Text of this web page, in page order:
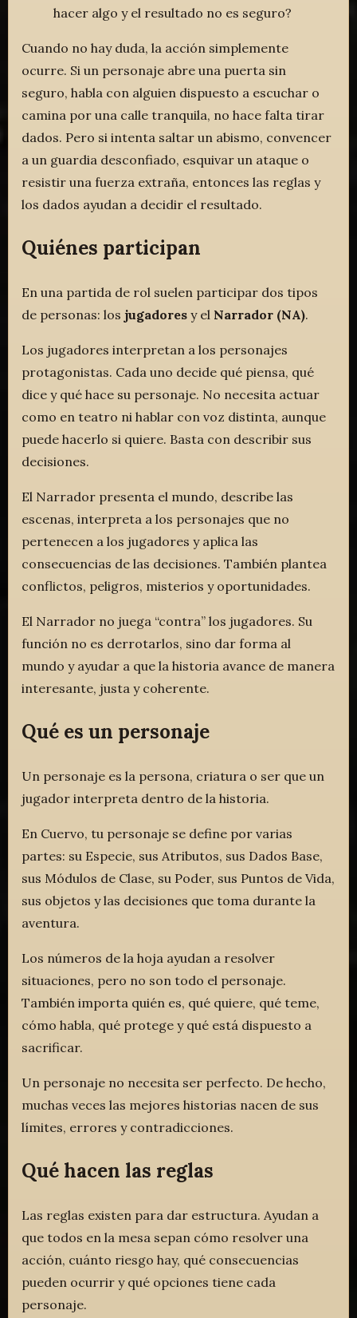
hacer algo y el resultado no es seguro?
Cuando no hay duda, la acción simplemente
ocurre. Si un personaje abre una puerta sin
seguro, habla con alguien dispuesto a escuchar o
camina por una calle tranquila, no hace falta tirar
dados. Pero si intenta saltar un abismo, convencer
a un guardia desconfiado, esquivar un ataque o
resistir una fuerza extraña, entonces las reglas y
los dados ayudan a decidir el resultado.
Quiénes participan
En una partida de rol suelen participar dos tipos
de personas: losjugadores y el Narrador (NA).
Los jugadores interpretan a los personajes
protagonistas. Cada uno decide qué piensa, qué
dice y qué hace su personaje. No necesita actuar
como en teatro ni hablar con voz distinta, aunque
puede hacerlo si quiere. Basta con describir sus
decisiones.
El Narrador presenta el mundo, describe las
escenas, interpreta a los personajes que no
pertenecen a los jugadores y aplica las
consecuencias de las decisiones. También plantea
conflictos, peligros, misterios y oportunidades.
El Narrador no juega “contra” los jugadores. Su
función no es derrotarlos, sino dar forma al
mundo y ayudar a que la historia avance de manera
interesante, justa y coherente.
Qué es un personaje
Un personaje es la persona, criatura o ser que un
jugador interpreta dentro de la historia.
En Cuervo, tu personaje se define por varias
partes: su Especie, sus Atributos, sus Dados Base,
sus Módulos de Clase, su Poder, sus Puntos de Vida,
sus objetos y las decisiones que toma durante la
aventura.
Los números de la hoja ayudan a resolver
situaciones, pero no son todo el personaje.
También importa quién es, qué quiere, qué teme,
cómo habla, qué protege y qué está dispuesto a
sacrificar.
Un personaje no necesita ser perfecto. De hecho,
muchas veces las mejores historias nacen de sus
límites, errores y contradicciones.
Qué hacen las reglas
Las reglas existen para dar estructura. Ayudan a
que todos en la mesa sepan cómo resolver una
acción, cuánto riesgo hay, qué consecuencias
pueden ocurrir y qué opciones tiene cada
personaje.